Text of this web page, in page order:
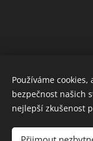
Používáme
bezpečnost našich
nejlepší zkušenost